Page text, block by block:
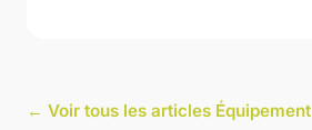
← Voir tous les articles Équipement